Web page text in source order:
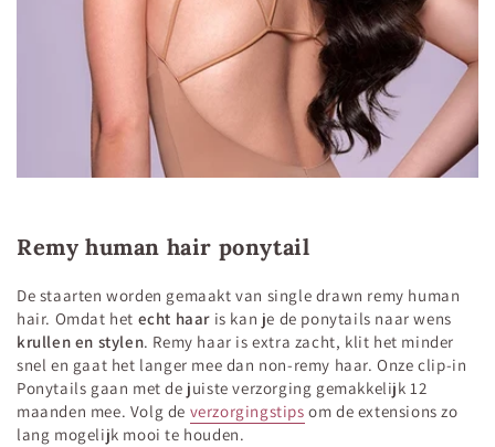
Remy human hair ponytail
De staarten worden gemaakt van single drawn remy human
hair. Omdat het echt haar is kan je de ponytails naar wens
krullen en stylen. Remy haar is extra zacht, klit het minder
snel en gaat het langer mee dan non-remy haar. Onze clip-in
Ponytails gaan met de juiste verzorging gemakkelijk 12
maanden mee. Volg de verzorgingstips om de extensions zo
lang mogelijk mooi te houden.